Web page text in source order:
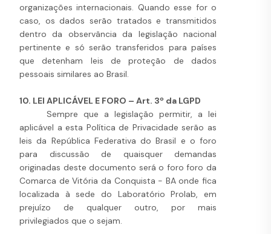
organizações internacionais. Quando esse for o
caso, os dados serão tratados e transmitidos
dentro da observância da legislação nacional
pertinente e só serão transferidos para países
que detenham leis de proteção de dados
pessoais similares ao Brasil.
10. LEI APLICÁVEL E FORO – Art. 3º da LGPD
Sempre que a legislação permitir, a lei
aplicável a esta Política de Privacidade serão as
leis da República Federativa do Brasil e o foro
para discussão de quaisquer demandas
originadas deste documento será o foro foro da
Comarca de Vitória da Conquista - BA onde fica
localizada à sede do Laboratório Prolab, em
prejuízo de qualquer outro, por mais
privilegiados que o sejam.